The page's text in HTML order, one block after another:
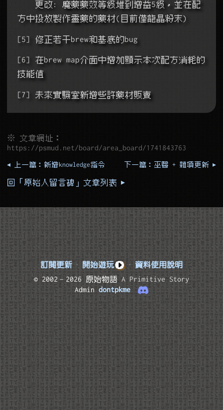
方中投放製作靈藥的藥材(目前僅龍晶粉末)
[5] 修正若干brew和基底的bug
[6] 在brew map介面中增加顯示本次配方消耗的
技能值
[7] 未來實驗室新增些許藥材販賣
※ 文章網址：
https://psmud.net/board/area_board/1741843763
◂ 上一篇：新增knowledge指令 下一篇：巫醫 + 雜項更新 ▸
回「原始人留言碑」文章列表 ▸
訂閱更新 · 開始遊玩 · 資料使用說明
© 2002–2026 原始物語A Primitive Story
Admindontpkme